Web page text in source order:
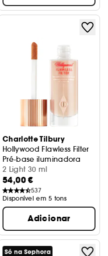
Charlotte Tilbury
Hollywood Flawless Filter
Pré-base iluminadora
2 Light 30 ml
54,00 €
537
Disponível em 5 tons
Adicionar
Só na Sephora